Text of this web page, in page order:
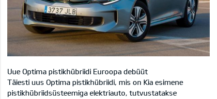
Uue Optima pistikhübriidi Euroopa debüüt
Täiesti uus Optima pistikhübriidi, mis on Kia esimene
pistikhübriidsüsteemiga elektriauto, tutvustatakse